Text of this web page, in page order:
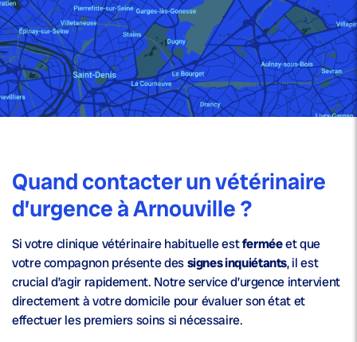
Quand contacter un vétérinaire
d’urgence à Arnouville ?
Si votre clinique vétérinaire habituelle estferméeet que
votre compagnon présente dessignes inquiétants, il est
crucial d’agir rapidement. Notre service d’urgence intervient
directement à votre domicile pour évaluer son état et
effectuer les premiers soins si nécessaire.